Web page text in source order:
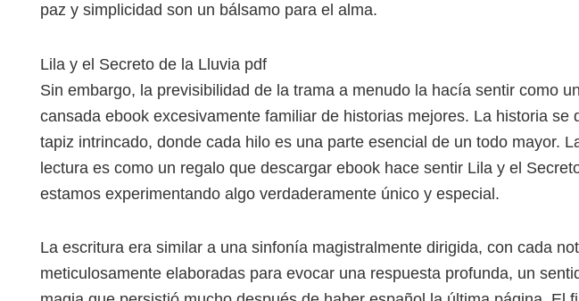
paz y simplicidad son un bálsamo para el alma.
Lila y el Secreto de la Lluvia pdf
Sin embargo, la previsibilidad de la trama a menudo la hacía sentir como
cansada ebook excesivamente familiar de historias mejores. La historia se
tapiz intrincado, donde cada hilo es una parte esencial de un todo mayor.
lectura es como un regalo que descargar ebook hace sentir Lila y el
estamos experimentando algo verdaderamente único y especial.
La escritura era similar a una sinfonía magistralmente dirigida, con cada
meticulosamente elaboradas para evocar una respuesta profunda, un